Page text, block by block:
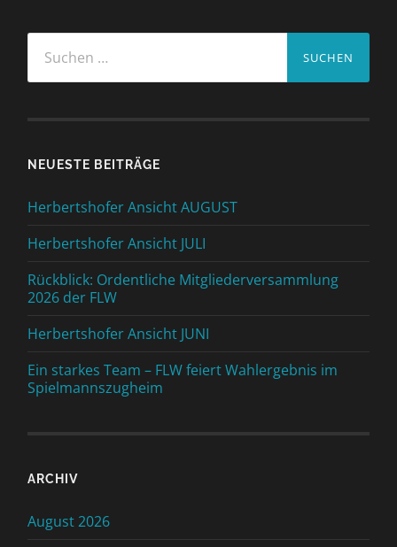
nach:
NEUESTE BEITRÄGE
Herbertshofer Ansicht AUGUST
Herbertshofer Ansicht JULI
Rückblick: Ordentliche Mitgliederversammlung
2026 der FLW
Herbertshofer Ansicht JUNI
Ein starkes Team – FLW feiert Wahlergebnis im
Spielmannszugheim
ARCHIV
August 2026